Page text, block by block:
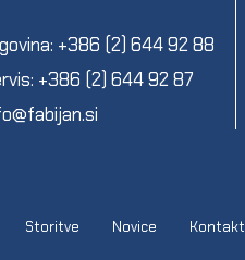
+386 (2) 644 92 88
+386 (2) 644 92 87
Storitve Novice Kontakt